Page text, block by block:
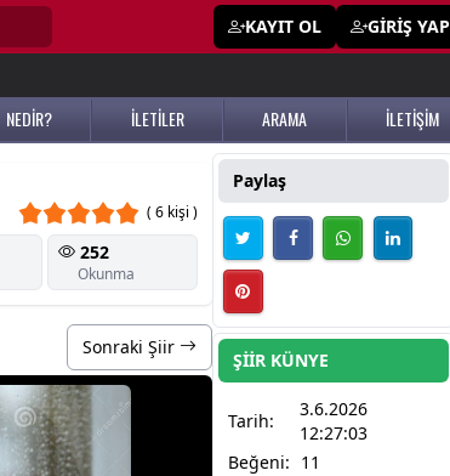
KAYIT OL GİRİŞ YAP
NEDİR? İLETİLER ARAMA İLETİŞİM
( 6 kişi )
252
Okunma
Sonraki Şiir
Paylaş
ŞİİR KÜNYE
Tarih:
3.6.2026
12:27:03
Beğeni: 11